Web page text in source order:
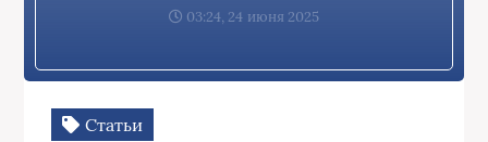
03:24, 24 июня 2025
Статьи